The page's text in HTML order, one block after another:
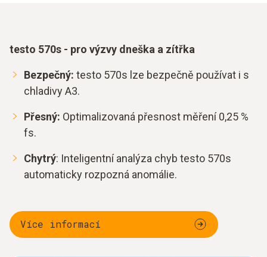
testo 570s - pro výzvy dneška a zítřka
Bezpečný: testo 570s lze bezpečně používat i s
chladivy A3.
Přesný: Optimalizovaná přesnost měření 0,25 %
fs.
Chytrý: Inteligentní analýza chyb testo 570s
automaticky rozpozná anomálie.
Více informací